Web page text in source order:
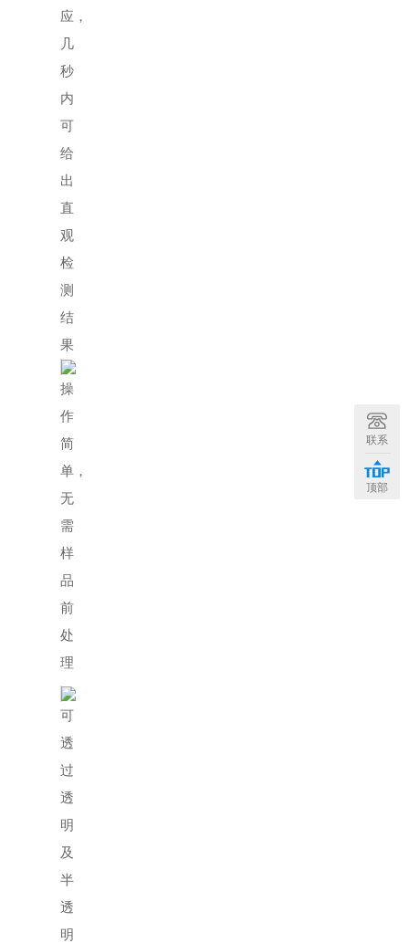
应，
几
秒
内
可
给
出
直
观
检
测
结
果
操
作
简
单，
无
需
样
品
前
处
理
可
透
过
透
明
及
半
透
明
联系
顶部